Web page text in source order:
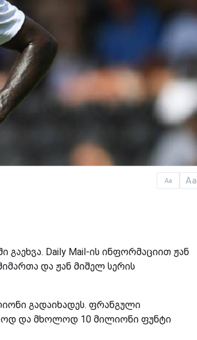
Aa Aa
Daily Mail-ის ინფორმაციით ჟან
და ჟან მიშელ სერის
გადაიხადეს. ფრანგული
და მხოლოდ 10 მილიონი ფუნტი